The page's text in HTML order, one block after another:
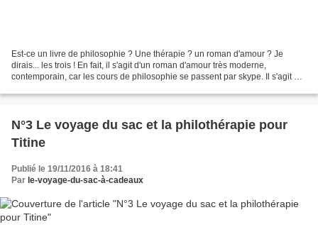
Est-ce un livre de philosophie ? Une thérapie ? un roman d'amour ? Je
dirais... les trois ! En fait, il s'agit d'un roman d'amour très moderne,
contemporain, car les cours de philosophie se passent par skype. Il s'agit de
N°3 Le voyage du sac et la philothérapie pour
Titine
Publié le 19/11/2016 à 18:41
Par le-voyage-du-sac-à-cadeaux